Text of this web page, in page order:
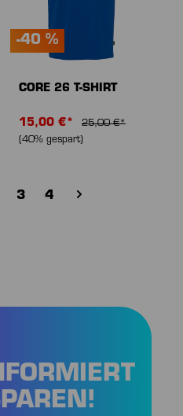
-40 %
CORE 26 T-SHIRT
15,00 €*
25,00 €*
(40% gespart)
Seite
3 Seite
4